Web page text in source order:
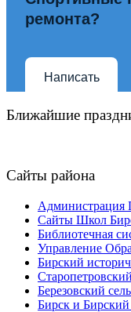
ремонта?
Написать
Ближайшие
Сайты района
Администрация
Сайты Школ
Библиотечная
Управление
Бирский
Березовский
Бирск и